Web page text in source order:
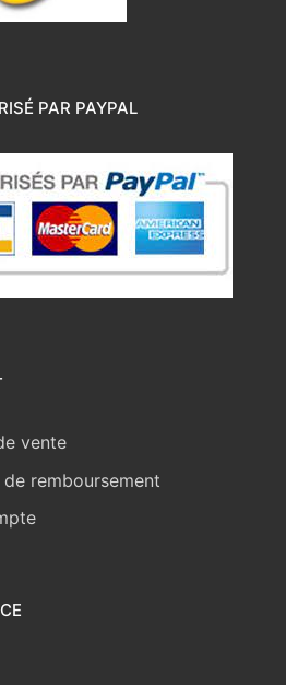
PAR PAYPAL
vente
remboursement